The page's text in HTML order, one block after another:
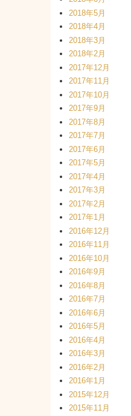
2018年5月
2018年4月
2018年3月
2018年2月
2017年12月
2017年11月
2017年10月
2017年9月
2017年8月
2017年7月
2017年6月
2017年5月
2017年4月
2017年3月
2017年2月
2017年1月
2016年12月
2016年11月
2016年10月
2016年9月
2016年8月
2016年7月
2016年6月
2016年5月
2016年4月
2016年3月
2016年2月
2016年1月
2015年12月
2015年11月